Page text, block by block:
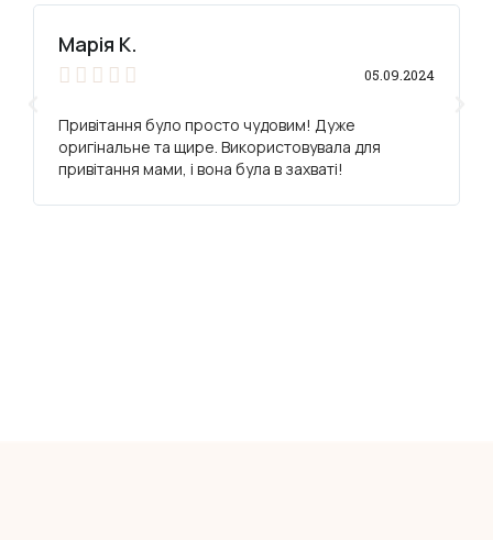
Марія К.
     05.09.2024
Привітання було просто чудовим! Дуже
оригінальне та щире. Використовувала для
привітання мами, і вона була в захваті!